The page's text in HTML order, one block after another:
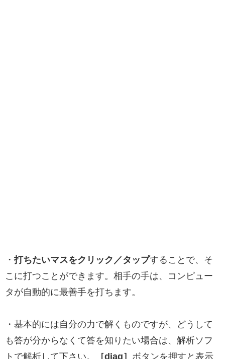
・打ちたいマスをクリック／タップすることで、そ
こに打つことができます。相手の手は、コンピュー
タが自動的に最善手を打ちます。
・基本的には自分の力で解くものですが、どうして
も答が分からなくて答を知りたい場合は、解析ソフ
トで解析して下さい。
［diag］ ボタンを押すと表示